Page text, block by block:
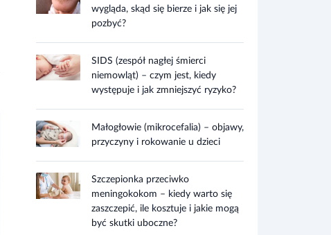
wygląda, skąd się bierze i jak się jej
pozbyć?
SIDS (zespół nagłej śmierci
niemowląt) – czym jest, kiedy
występuje i jak zmniejszyć ryzyko?
Małogłowie (mikrocefalia) – objawy,
przyczyny i rokowanie u dzieci
Szczepionka przeciwko
meningokokom – kiedy warto się
zaszczepić, ile kosztuje i jakie mogą
być skutki uboczne?